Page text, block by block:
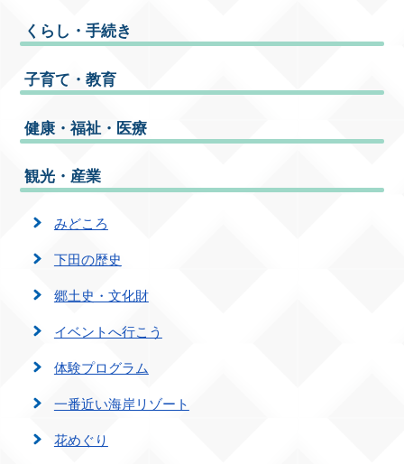
くらし・手続き
子育て・教育
健康・福祉・医療
観光・産業
みどころ
下田の歴史
郷土史・文化財
イベントへ行こう
体験プログラム
一番近い海岸リゾート
花めぐり